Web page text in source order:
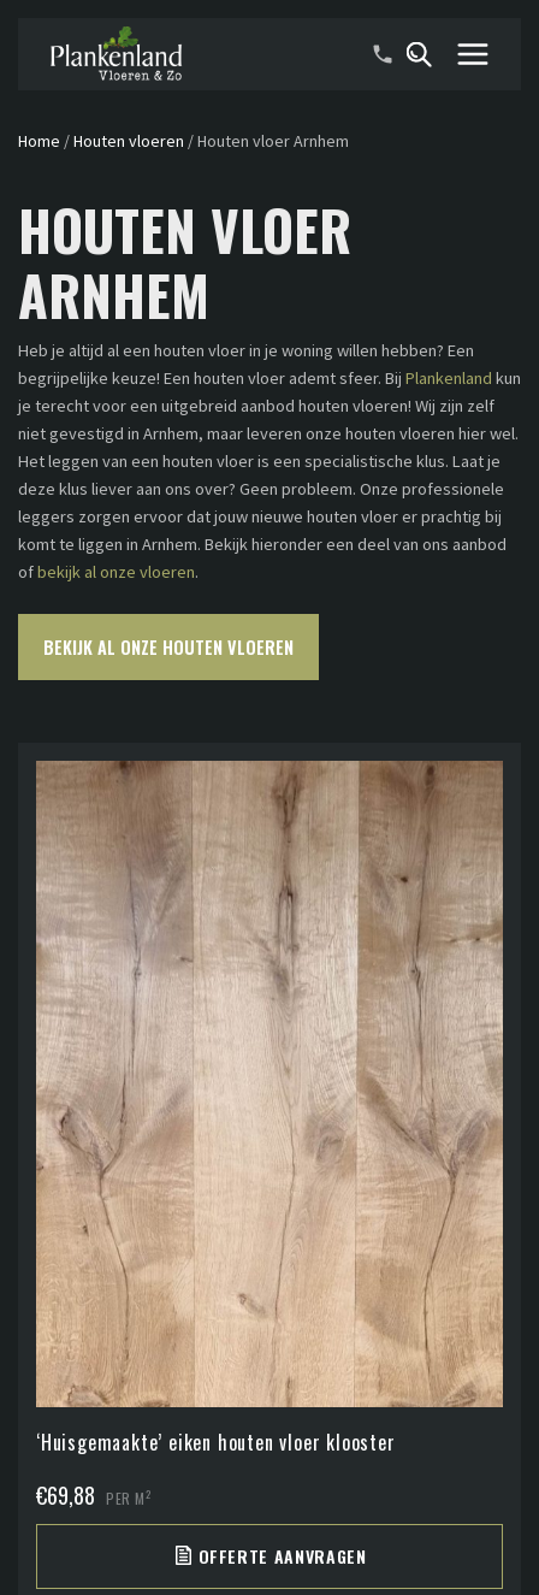
Home /Houten vloeren /Houten vloer Arnhem
HOUTEN VLOER
ARNHEM
Heb je altijd al een houten vloer in je woning willen hebben? Een
begrijpelijke keuze! Een houten vloer ademt sfeer. Bij Plankenland kun
je terecht voor een uitgebreid aanbod houten vloeren! Wij zijn zelf
niet gevestigd in Arnhem, maar leveren onze houten vloeren hier wel.
Het leggen van een houten vloer is een specialistische klus. Laat je
deze klus liever aan ons over? Geen probleem. Onze professionele
leggers zorgen ervoor dat jouw nieuwe houten vloer er prachtig bij
komt te liggen in Arnhem. Bekijk hieronder een deel van ons aanbod
ofbekijk al onze vloeren.
BEKIJK AL ONZE HOUTEN VLOEREN
‘Huisgemaakte’ eiken houten vloer klooster
€69,88 PER M2
OFFERTE AANVRAGEN